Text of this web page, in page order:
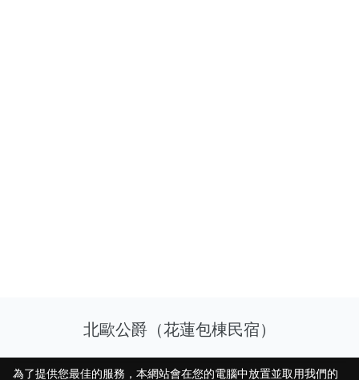
北歐公爵（花蓮包棟民宿）
為了提供您最佳的服務，本網站會在您的電腦中放置並取用我們的
為了提供您最佳的服務，本網站會在您的電腦中放置並取用我們的